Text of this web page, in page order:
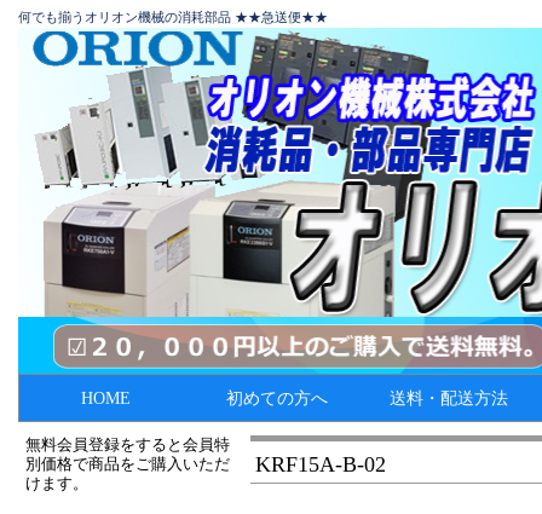
何でも揃うオリオン機械の消耗部品 ★★急送便★★
HOME 初めての方へ 送料・配送方法
無料会員登録をすると会員特
別価格で商品をご購入いただ
けます。
KRF15A-B-02